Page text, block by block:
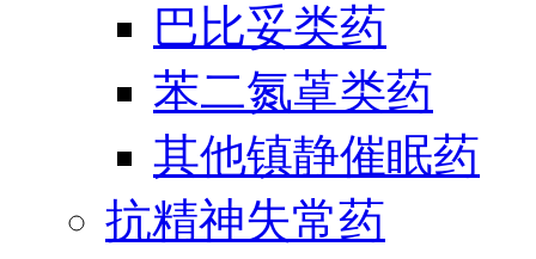
巴比妥类药
苯二氮䓬类药
其他镇静催眠药
抗精神失常药